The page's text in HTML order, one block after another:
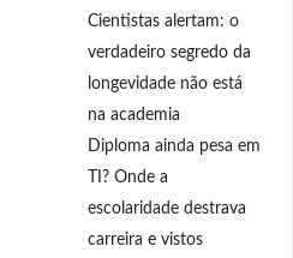
Cientistas alertam: o
verdadeiro segredo da
longevidade não está
na academia
Diploma ainda pesa em
TI? Onde a
escolaridade destrava
carreira e vistos